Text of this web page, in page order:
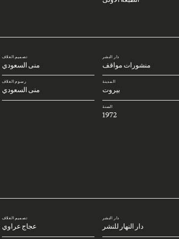
دار النشر
منشورات مواقف
المدينة
بيروت
السنة
1972
تصميم الغلاف
منى السعودي
رسوم الغلاف
منى السعودي
دار النشر
دار النهار للنشر
تصميم الغلاف
عجاج عراوي